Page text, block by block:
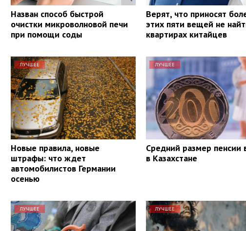
Назван способ быстрой
очистки микроволновой печи
при помощи соды
Верят, что приносят
этих пяти вещей не
квартирах китайцев
ЛУЧШЕЕ
Новые правила, новые
штрафы: что ждет
автомобилистов Германии
осенью
ЛУЧШЕЕ
Средний размер пенсии
в Казахстане
ЛУЧШЕЕ ЛУЧШЕЕ